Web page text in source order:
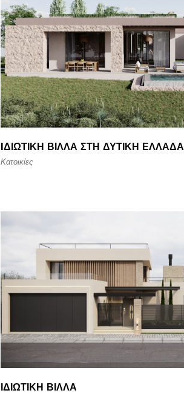
IΔΙΩΤΙΚΉ ΒΊΛΛΑ ΣΤΗ ΔΥΤΙΚΉ ΕΛΛΆΔΑ
Κατοικίες
ΙΔΙΩΤΙΚΉ ΒΊΛΛΑ